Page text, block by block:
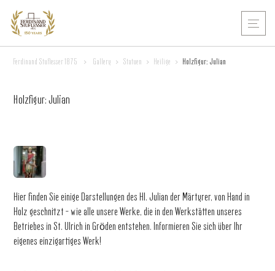
Ferdinand Stuflesser 1875 > Gallery > Statuen > Heilige > Holzfigur: Julian
Holzfigur: Julian
Hier finden Sie einige Darstellungen des Hl. Julian der Märtyrer, von Hand in
Holz geschnitzt – wie alle unsere Werke, die in den Werkstätten unseres
Betriebes in St. Ulrich in Gröden entstehen. Informieren Sie sich über Ihr
eigenes einzigartiges Werk!